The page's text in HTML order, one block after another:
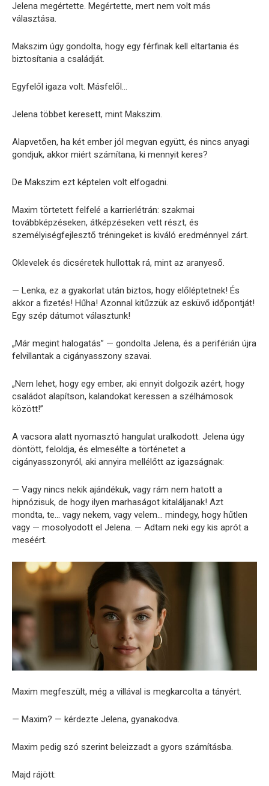
Jelena megértette. Megértette, mert nem volt más
választása.
Makszim úgy gondolta, hogy egy férfinak kell eltartania és
biztosítania a családját.
Egyfelől igaza volt. Másfelől…
Jelena többet keresett, mint Makszim.
Alapvetően, ha két ember jól megvan együtt, és nincs anyagi
gondjuk, akkor miért számítana, ki mennyit keres?
De Makszim ezt képtelen volt elfogadni.
Maxim törtetett felfelé a karrierlétrán: szakmai
továbbképzéseken, átképzéseken vett részt, és
személyiségfejlesztő tréningeket is kiváló eredménnyel zárt.
Oklevelek és dicséretek hullottak rá, mint az aranyeső.
— Lenka, ez a gyakorlat után biztos, hogy előléptetnek! És
akkor a fizetés! Hűha! Azonnal kitűzzük az esküvő időpontját!
Egy szép dátumot választunk!
„Már megint halogatás” — gondolta Jelena, és a periférián újra
felvillantak a cigányasszony szavai.
„Nem lehet, hogy egy ember, aki ennyit dolgozik azért, hogy
családot alapítson, kalandokat keressen a szélhámosok
között!”
A vacsora alatt nyomasztó hangulat uralkodott. Jelena úgy
döntött, feloldja, és elmesélte a történetet a
cigányasszonyról, aki annyira mellélőtt az igazságnak:
— Vagy nincs nekik ajándékuk, vagy rám nem hatott a
hipnózisuk, de hogy ilyen marhaságot kitaláljanak! Azt
mondta, te… vagy nekem, vagy velem… mindegy, hogy hűtlen
vagy — mosolyodott el Jelena. — Adtam neki egy kis aprót a
meséért.
Maxim megfeszült, még a villával is megkarcolta a tányért.
— Maxim? — kérdezte Jelena, gyanakodva.
Maxim pedig szó szerint beleizzadt a gyors számításba.
Majd rájött: